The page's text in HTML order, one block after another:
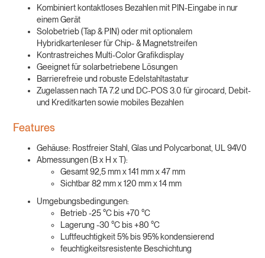
Kombiniert kontaktloses Bezahlen mit PIN-Eingabe in nur
einem Gerät
Solobetrieb (Tap & PIN) oder mit optionalem
Hybridkartenleser für Chip- & Magnetstreifen
Kontrastreiches Multi-Color Grafikdisplay
Geeignet für solarbetriebene Lösungen
Barrierefreie und robuste Edelstahltastatur
Zugelassen nach TA 7.2 und DC-POS 3.0 für girocard, Debit-
und Kreditkarten sowie mobiles Bezahlen
Features
Gehäuse: Rostfreier Stahl, Glas und Polycarbonat, UL 94V0
Abmessungen (B x H x T):
Gesamt 92,5 mm x 141 mm x 47 mm
Sichtbar 82 mm x 120 mm x 14 mm
Umgebungsbedingungen:
Betrieb -25 °C bis +70 °C
Lagerung -30 °C bis +80 °C
Luftfeuchtigkeit 5% bis 95% kondensierend
feuchtigkeitsresistente Beschichtung